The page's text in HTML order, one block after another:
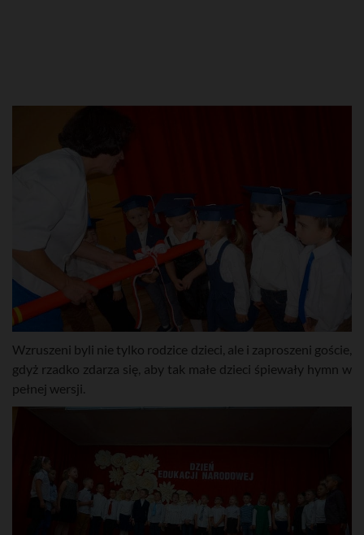
Wzruszeni byli nie tylko rodzice dzieci, ale i zaproszeni goście,
gdyż rzadko zdarza się, aby tak małe dzieci śpiewały hymn w
pełnej wersji.